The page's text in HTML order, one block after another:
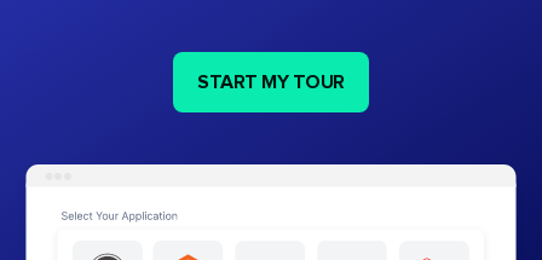
START MY TOUR